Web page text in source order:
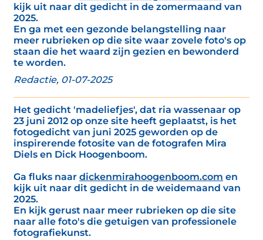
kijk uit naar dit gedicht in de zomermaand van
2025.
En ga met een gezonde belangstelling naar
meer rubrieken op die site waar zovele foto's op
staan die het waard zijn gezien en bewonderd
te worden.
Redactie, 01-07-2025
Het gedicht 'madeliefjes', dat ria wassenaar op
23 juni 2012 op onze site heeft geplaatst, is het
fotogedicht van juni 2025 geworden op de
inspirerende fotosite van de fotografen Mira
Diels en Dick Hoogenboom.
Ga fluks naar dickenmirahoogenboom.com en
kijk uit naar dit gedicht in de weidemaand van
2025.
En kijk gerust naar meer rubrieken op die site
naar alle foto's die getuigen van professionele
fotografiekunst.